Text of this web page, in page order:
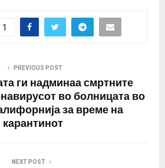
1
PREVIOUS POST
ги надминаа смртните
во болницата во
за време на
карантинот
NEXT POST